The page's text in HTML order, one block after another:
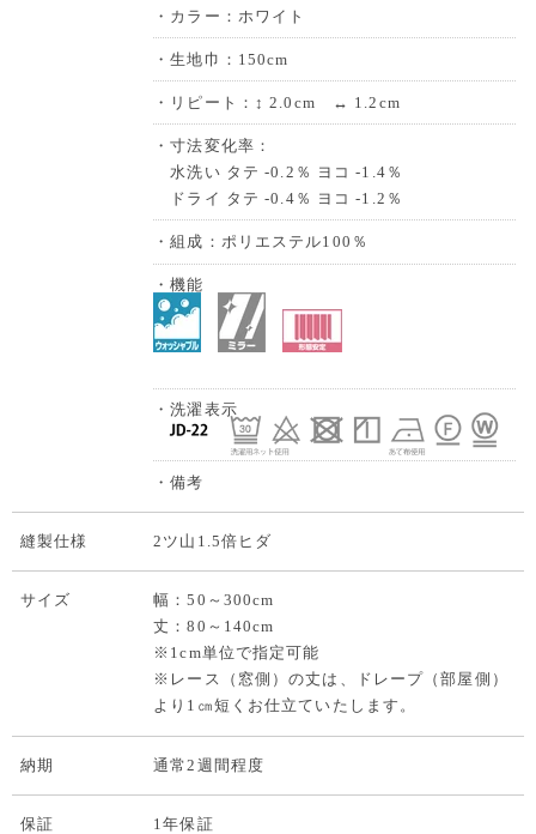
・カラー：ホワイト
・生地巾：150cm
・リピート：↕ 2.0cm ↔ 1.2cm
・寸法変化率：
水洗い タテ -0.2％ ヨコ -1.4％
ドライ タテ -0.4％ ヨコ -1.2％
・組成：ポリエステル100％
・機能
・洗濯表示
・備考
縫製仕様 2ツ山1.5倍ヒダ
サイズ
幅：50～300cm
丈：80～140cm
※1cm単位で指定可能
※レース（窓側）の丈は、ドレープ（部屋側）
より1㎝短くお仕立ていたします。
納期 通常2週間程度
保証
1年保証